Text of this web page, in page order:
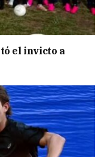
el invicto a